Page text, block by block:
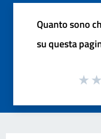
Quanto sono
su questa